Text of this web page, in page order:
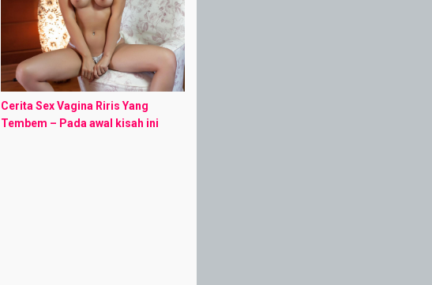
kelas 3 SMU sebuah sekolah
ternama di kota makassar
Kenapa ...
Cerita Sex Vagina Riris Yang
Tembem – Pada awal kisah ini